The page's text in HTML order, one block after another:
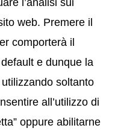
web. Premere il
comporterà il
e dunque la
soltanto
all’utilizzo di
oppure abilitarne